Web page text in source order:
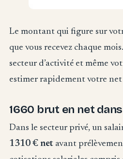
Le montant qui figure sur
que vous recevez chaque
secteur d’activité et même
estimer rapidement votre
1660 brut en net
Dans le secteur privé, un
1310 € net avant